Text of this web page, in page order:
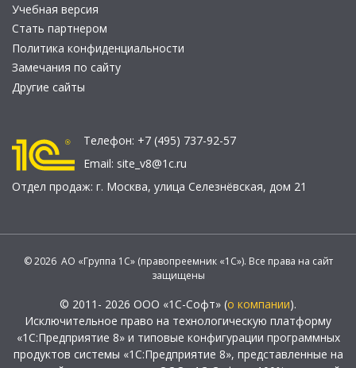
Учебная версия
Стать партнером
Политика конфиденциальности
Замечания по сайту
Другие сайты
Телефон: +7 (495) 737-92-57
Email: site_v8@1c.ru
Отдел продаж: г. Москва, улица Селезнёвская, дом 21
© 2026 АО «Группа 1С» (правопреемник «1С»). Все права на сайт
защищены
© 2011- 2026 ООО «1С-Софт» (о компании).
Исключительное право на технологическую платформу
«1С:Предприятие 8» и типовые конфигурации программных
продуктов системы «1С:Предприятие 8», представленные на